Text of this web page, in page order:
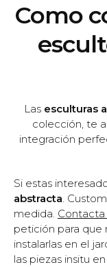
Como
Las esculturas
colección, te
integración
Si estas
abstracta.
medida.
petición para que
instalarlas en el
las piezas insitu